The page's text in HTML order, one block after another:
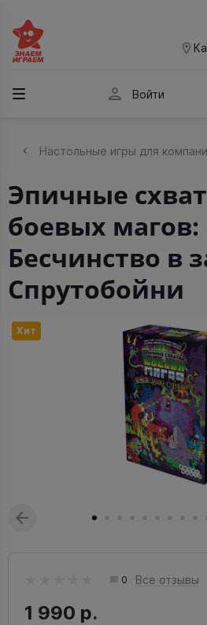
room
person Войти
Настольные игры для
Эпичные
боевых магов:
Бесчинство в
Спрутобойни
Хит
0 Все отзывы
1 990 р.